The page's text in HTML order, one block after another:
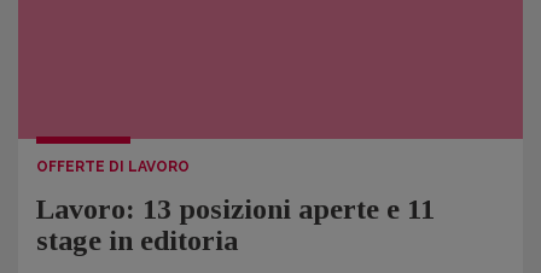
OFFERTE DI LAVORO
Lavoro: 13 posizioni aperte e 11
stage in editoria